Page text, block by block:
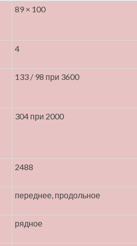
89 × 100
4
133 / 98 при 3600
304 при 2000
2488
переднее, продольное
рядное